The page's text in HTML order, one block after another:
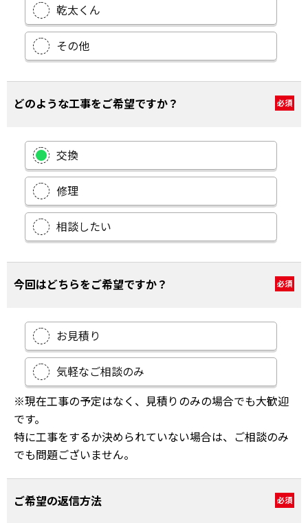
乾太くん
その他
どのような工事をご希望ですか？ 必須
交換
修理
相談したい
今回はどちらをご希望ですか？ 必須
お見積り
気軽なご相談のみ
※現在工事の予定はなく、見積りのみの場合でも大歓迎
です。
特に工事をするか決められていない場合は、ご相談のみ
でも問題ございません。
ご希望の返信方法 必須